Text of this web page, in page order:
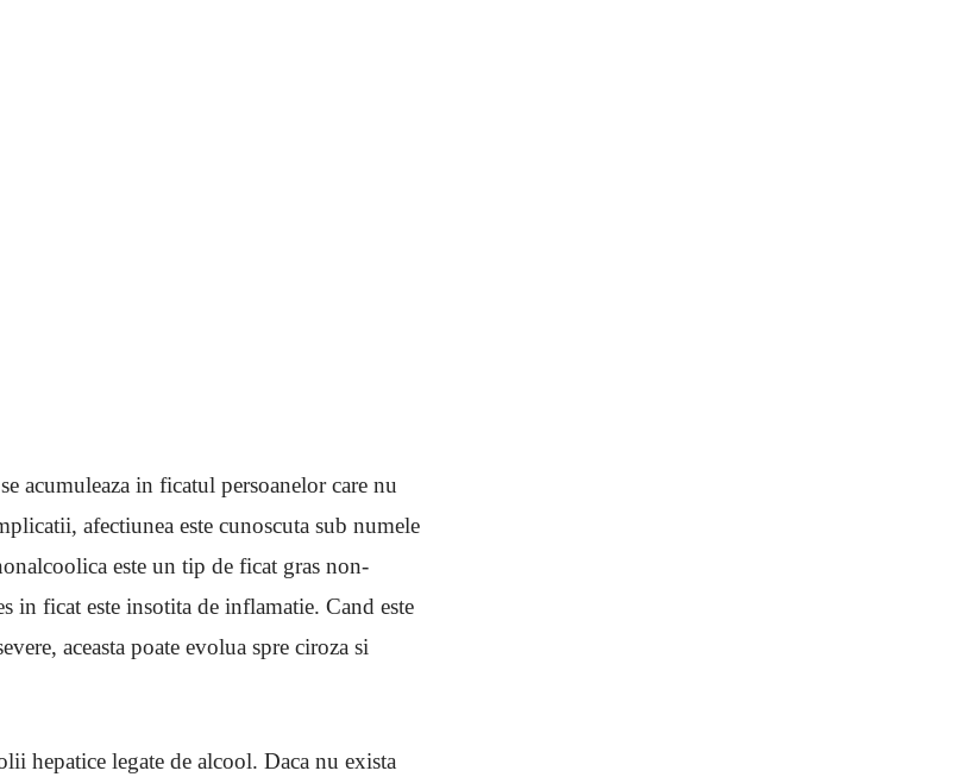
acumuleaza in ficatul persoanelor care nu
afectiunea este cunoscuta sub numele
este un tip de ficat gras non-
in ficat este insotita de inflamatie. Cand este
aceasta poate evolua spre ciroza si
hepatice legate de alcool. Daca nu exista